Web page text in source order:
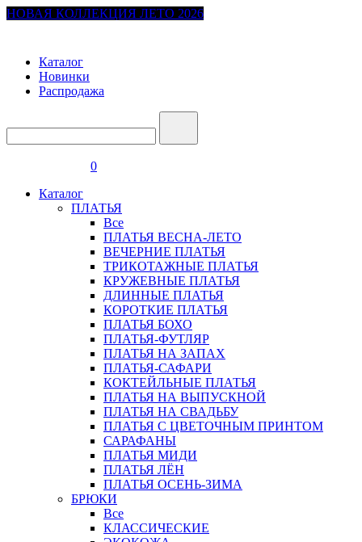
НОВАЯ КОЛЛЕКЦИЯ ЛЕТО 2026
Каталог
Новинки
Распродажа
0
Каталог
ПЛАТЬЯ
Все
ПЛАТЬЯ ВЕСНА-ЛЕТО
ВЕЧЕРНИЕ ПЛАТЬЯ
ТРИКОТАЖНЫЕ ПЛАТЬЯ
КРУЖЕВНЫЕ ПЛАТЬЯ
ДЛИННЫЕ ПЛАТЬЯ
КОРОТКИЕ ПЛАТЬЯ
ПЛАТЬЯ БОХО
ПЛАТЬЯ-ФУТЛЯР
ПЛАТЬЯ НА ЗАПАХ
ПЛАТЬЯ-САФАРИ
КОКТЕЙЛЬНЫЕ ПЛАТЬЯ
ПЛАТЬЯ НА ВЫПУСКНОЙ
ПЛАТЬЯ НА СВАДЬБУ
ПЛАТЬЯ С ЦВЕТОЧНЫМ ПРИНТОМ
САРАФАНЫ
ПЛАТЬЯ МИДИ
ПЛАТЬЯ ЛЁН
ПЛАТЬЯ ОСЕНЬ-ЗИМА
БРЮКИ
Все
КЛАССИЧЕСКИЕ